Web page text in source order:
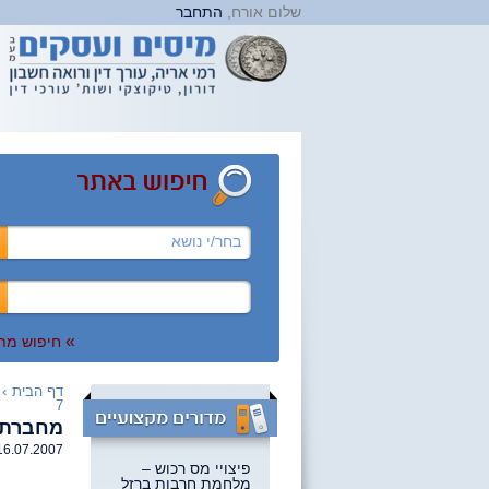
שלום אורח, התחבר
בחר/י נושא
» חיפוש
פיצויי מס רכוש –
מלחמת חרבות ברזל
דף הבית ›
7
מחברת